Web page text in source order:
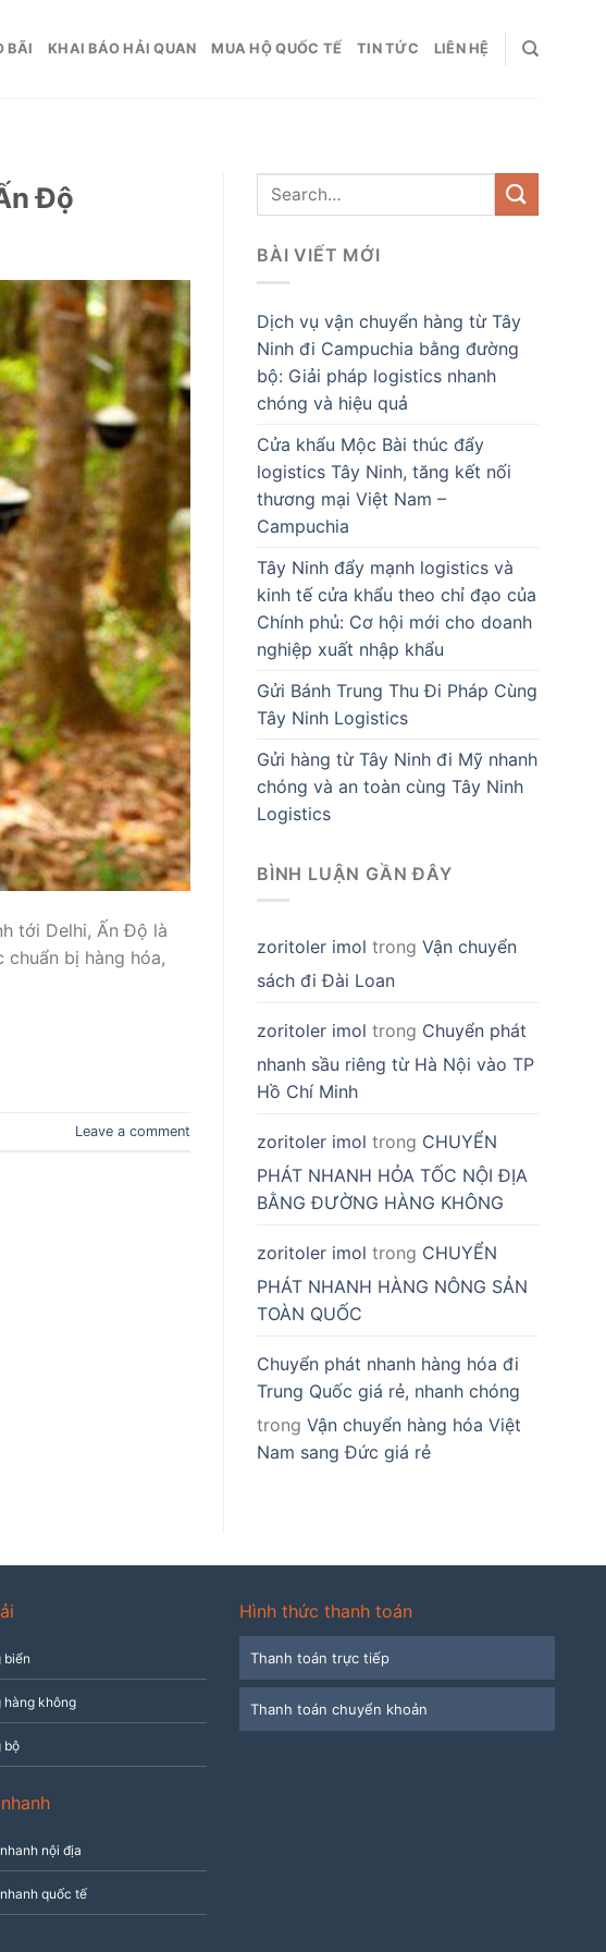
BÃI KHAI BÁO HẢI QUAN MUA HỘ QUỐC TẾ TIN TỨC LIÊN HỆ
Độ
tới Delhi, Ấn Độ là
bị hàng hóa,
Leave a comment
BÀI VIẾT MỚI
Dịch vụ vận chuyển hàng từ Tây
Ninh đi Campuchia bằng đường
bộ: Giải pháp logistics nhanh
chóng và hiệu quả
Cửa khẩu Mộc Bài thúc đẩy
logistics Tây Ninh, tăng kết nối
thương mại Việt Nam –
Campuchia
Tây Ninh đẩy mạnh logistics và
kinh tế cửa khẩu theo chỉ đạo của
Chính phủ: Cơ hội mới cho doanh
nghiệp xuất nhập khẩu
Gửi Bánh Trung Thu Đi Pháp Cùng
Tây Ninh Logistics
Gửi hàng từ Tây Ninh đi Mỹ nhanh
chóng và an toàn cùng Tây Ninh
Logistics
BÌNH LUẬN GẦN ĐÂY
zoritoler imol trong Vận chuyển
sách đi Đài Loan
zoritoler imol trong Chuyển phát
nhanh sầu riêng từ Hà Nội vào TP
Hồ Chí Minh
zoritoler imol trong CHUYỂN
PHÁT NHANH HỎA TỐC NỘI ĐỊA
BẰNG ĐƯỜNG HÀNG KHÔNG
zoritoler imol trong CHUYỂN
PHÁT NHANH HÀNG NÔNG SẢN
TOÀN QUỐC
Chuyển phát nhanh hàng hóa đi
Trung Quốc giá rẻ, nhanh chóng
trong Vận chuyển hàng hóa Việt
Nam sang Đức giá rẻ
biển
hàng không
bộ
nội địa
quốc tế
Hình thức thanh toán
Thanh toán trực tiếp
Thanh toán chuyển khoản